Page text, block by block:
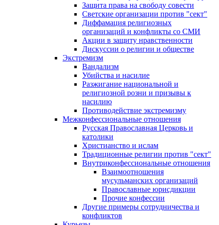
Защита права на свободу совести
Светские организации против "сект"
Диффамация религиозных
организаций и конфликты со СМИ
Акции в защиту нравственности
Дискуссии о религии и обществе
Экстремизм
Вандализм
Убийства и насилие
Разжигание национальной и
религиозной розни и призывы к
насилию
Противодействие экстремизму
Межконфессиональные отношения
Русская Православная Церковь и
католики
Христианство и ислам
Традиционные религии против "сект"
Внутриконфессиональные отношения
Взаимоотношения
мусульманских организаций
Православные юрисдикции
Прочие конфессии
Другие примеры сотрудничества и
конфликтов